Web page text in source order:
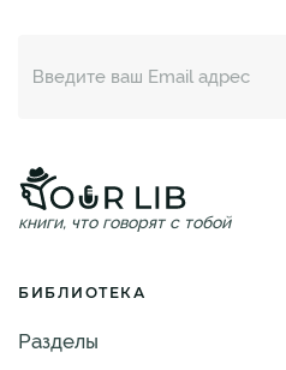
книги, что говорят с тобой
БИБЛИОТЕКА
Разделы